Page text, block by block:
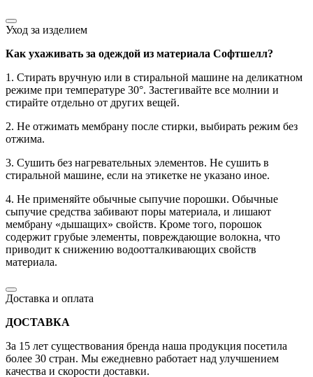
Уход за изделием
Как ухаживать за одеждой из материала Софтшелл?
1. Стирать вручную или в стиральной машине на деликатном
режиме при температуре 30°. Застегивайте все молнии и
стирайте отдельно от других вещей.
2. Не отжимать мембрану после стирки, выбирать режим без
отжима.
3. Сушить без нагревательных элементов. Не сушить в
стиральной машине, если на этикетке не указано иное.
4. Не применяйте обычные сыпучие порошки. Обычные
сыпучие средства забивают поры материала, и лишают
мембрану «дышащих» свойств. Кроме того, порошок
содержит грубые элементы, повреждающие волокна, что
приводит к снижению водоотталкивающих свойств
материала.
Доставка и оплата
ДОСТАВКА
За 15 лет существования бренда наша продукция посетила
более 30 стран. Мы ежедневно работает над улучшением
качества и скорости доставки.